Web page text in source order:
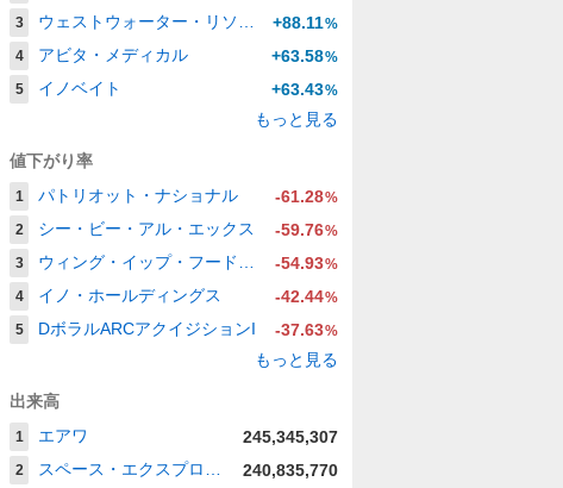
3
ウェストウォーター・リソーシズ +88.11%
4
アビタ・メディカル +63.58%
5
イノベイト +63.43%
もっと見る
値下がり率
1 パトリオット・ナショナル -61.28%
2
シー・ビー・アル・エックス -59.76%
3
ウィング・イップ・フード・ホールディングス・グループ -54.93%
4
イノ・ホールディングス -42.44%
5
DボラルARCアクイジションI -37.63%
もっと見る
出来高
1 エアワ 245,345,307
2 スペース・エクスプロレーション・テクノロジーズ 240,835,770